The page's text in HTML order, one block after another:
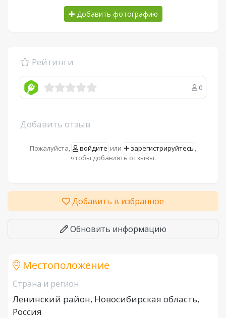
Добавить фотографию
Рейтинги
0
Добавить отзыв
Пожалуйста, войдите или зарегистрируйтесь ,
чтобы добавлять отзывы.
Добавить в избранное
Обновить информацию
Местоположение
Страна и регион
Ленинский район, Новосибирская область,
Россия